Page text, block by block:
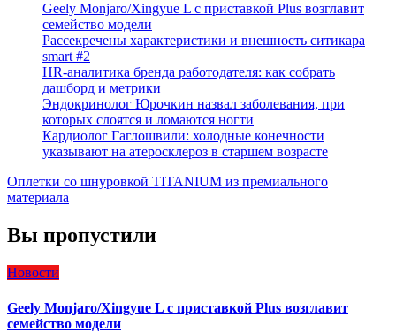
Geely Monjaro/Xingyue L с приставкой Plus возглавит
семейство модели
Рассекречены характеристики и внешность ситикара
smart #2
HR-аналитика бренда работодателя: как собрать
дашборд и метрики
Эндокринолог Юрочкин назвал заболевания, при
которых слоятся и ломаются ногти
Кардиолог Гаглошвили: холодные конечности
указывают на атеросклероз в старшем возрасте
Оплетки со шнуровкой TITANIUM из премиального
материала
Вы пропустили
Новости
Geely Monjaro/Xingyue L с приставкой Plus возглавит
семейство модели